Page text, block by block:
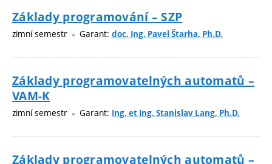
Základy programování – SZP
zimní semestr Garant: doc. Ing. Pavel Štarha, Ph.D.
Základy programovatelných automatů –
VAM-K
zimní semestr Garant: Ing. et Ing. Stanislav Lang, Ph.D.
Základy programovatelných automatů –